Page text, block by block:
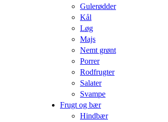
Gulerødder
Kål
Løg
Majs
Nemt grønt
Porrer
Rodfrugter
Salater
Svampe
Frugt og bær
Hindbær